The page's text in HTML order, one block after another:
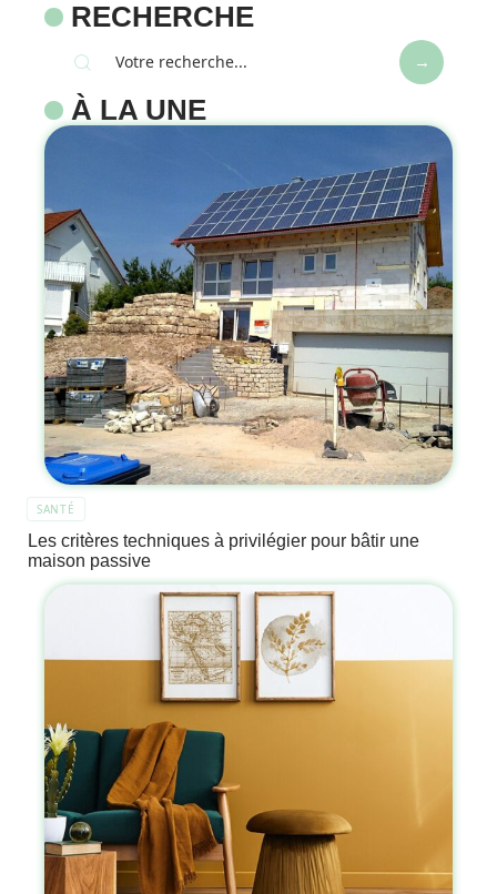
RECHERCHE
À LA UNE
SANTÉ
Les critères techniques à privilégier pour bâtir une
maison passive